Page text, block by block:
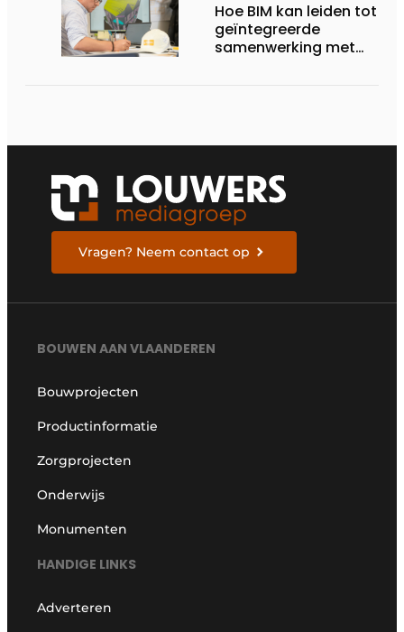
Hoe BIM kan leiden tot
geïntegreerde
samenwerking met
Vragen? Neem contact op
BOUWEN AAN VLAANDEREN
Bouwprojecten
Productinformatie
Zorgprojecten
Onderwijs
Monumenten
HANDIGE LINKS
Adverteren